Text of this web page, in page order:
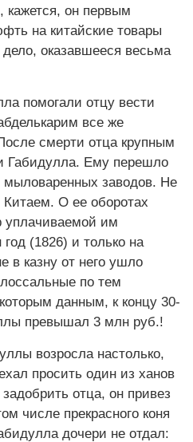
кажется, он первым
на китайские товары
оказавшееся весьма
помогали отцу вести
все же
смерти отца крупным
Габидулла. Ему перешло
мыловаренных заводов. Не
Китаем. О ее оборотах
уплачиваемой им
(1826) и только на
в казну от него ушло
по тем
данным, к концу 30-
превышал 3 млн руб.!
возросла настолько,
просить один из ханов
отца, он привез
числе прекрасного коня
дочери не отдал: